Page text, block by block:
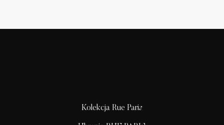
Kolekcja Rue Paris